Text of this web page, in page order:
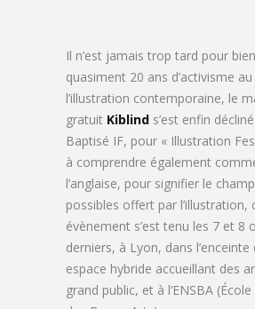
Il n’est jamais trop tard pour
quasiment 20 ans d’activisme
l’illustration contemporaine, le
gratuit Kiblind s’est enfin
Baptisé IF, pour « Illustration
à comprendre également
l’anglaise, pour signifier le
possibles offert par l’illustration,
évènement s’est tenu les 7 et 8
derniers, à Lyon, dans l’enceinte
espace hybride accueillant des
grand public, et à l’ENSBA